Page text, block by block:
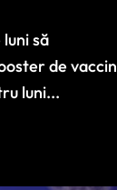
să
de vaccin
luni...